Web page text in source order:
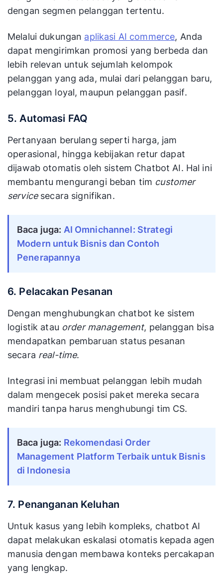
dengan segmen pelanggan tertentu.
Melalui dukungan aplikasi AI commerce, Anda
dapat mengirimkan promosi yang berbeda dan
lebih relevan untuk sejumlah kelompok
pelanggan yang ada, mulai dari pelanggan baru,
pelanggan loyal, maupun pelanggan pasif.
5. Automasi FAQ
Pertanyaan berulang seperti harga, jam
operasional, hingga kebijakan retur dapat
dijawab otomatis oleh sistem Chatbot AI. Hal ini
membantu mengurangi beban tim customer
servicesecara signifikan.
Baca juga: AI Omnichannel: Strategi
Modern untuk Bisnis dan Contoh
Penerapannya
6. Pelacakan Pesanan
Dengan menghubungkan chatbot ke sistem
logistik atau order management, pelanggan bisa
mendapatkan pembaruan status pesanan
secara real-time.
Integrasi ini membuat pelanggan lebih mudah
dalam mengecek posisi paket mereka secara
mandiri tanpa harus menghubungi tim CS.
Baca juga: Rekomendasi Order
Management Platform Terbaik untuk Bisnis
di Indonesia
7. Penanganan Keluhan
Untuk kasus yang lebih kompleks, chatbot AI
dapat melakukan eskalasi otomatis kepada agen
manusia dengan membawa konteks percakapan
yang lengkap.